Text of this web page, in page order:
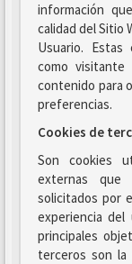
información
calidad del Sitio
Usuario. Estas
como
contenido para
preferencias.
Cookies de
Son cookies
externas que
solicitados por
experiencia
principales
terceros son la